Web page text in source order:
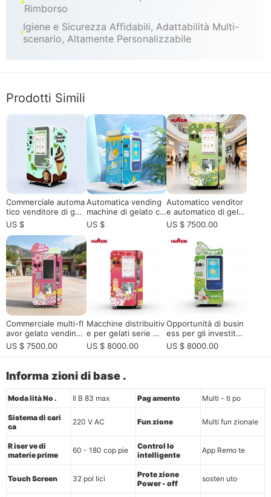
Rimborso
Igiene e Sicurezza Affidabili, Adattabilità Multi-
scenario, Altamente Personalizzabile
Prodotti Simili
Commerciale automa
tico venditore di gela
to per la vendita| Ris
parmio di spazio e pr
ofitto elevato
US $
Automatica vending
machine di gelato co
mmerciale| Autopuliz
ia e controllo intellig
ente per un profitto
elevato
US $
Automatico venditor
e automatico di gelat
i Soft Serve: il futuro
della vendita al detta
glio senza equipaggi
US $ 7500.00
Commerciale multi-fl
avor gelato vending
machine per uso est
erno e interno| Alta
e Dessert Vending M
achine
US $ 7500.00
Macchine distribuitiv
e per gelati serie Ma
x ad alta capacità per
operatori europei, di
merciali, aeroporti e
attrazioni turistiche
US $ 8000.00
Opportunità di busin
ess per gli investitori
europei, operatori di
vendita automatica,
e
US $ 8000.00
Informa zioni di base .
Moda lità No . Il B 83 max Pag amento Multi - ti po
Sistema di cari
ca
220 V AC Fun zione Multi fun zionale
R iser ve di
materie prime
60 - 180 cop pie
Control lo
intelligente
App Remo te
Touch Screen 32 pol lici
Prote zione
Power - off
sosten uto